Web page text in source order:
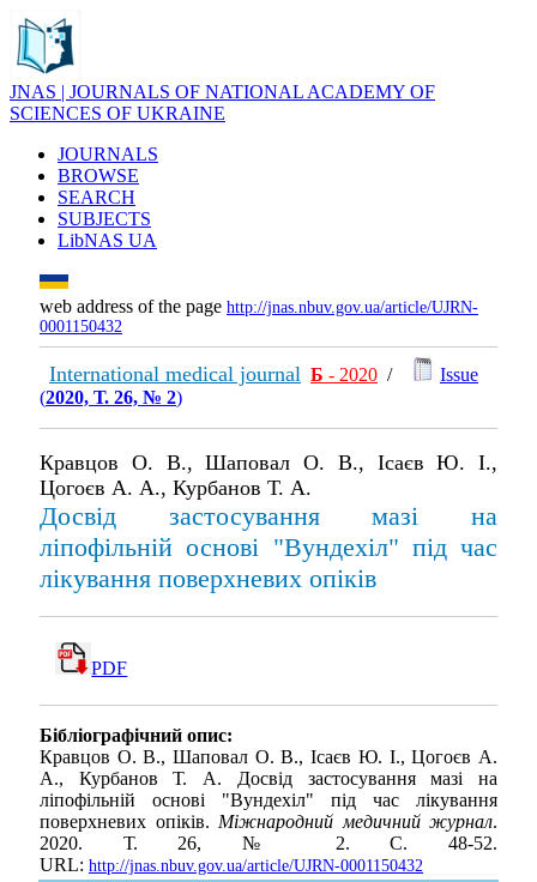
JNAS | JOURNALS OF NATIONAL ACADEMY OF
SCIENCES OF UKRAINE
JOURNALS
BROWSE
SEARCH
SUBJECTS
LibNAS UA
web address of the page http://jnas.nbuv.gov.ua/article/UJRN-
0001150432
International medical journal Б - 2020 /
Issue
(2020, Т. 26, № 2)
Кравцов О. В., Шаповал О. В., Ісаєв Ю. І.,
Цогоєв А. А., Курбанов Т. А.
Досвід застосування мазі на
ліпофільній основі "Вундехіл" під час
лікування поверхневих опіків
PDF
Бібліографічний опис:
Кравцов О. В., Шаповал О. В., Ісаєв Ю. І., Цогоєв А.
А., Курбанов Т. А. Досвід застосування мазі на
ліпофільній основі "Вундехіл" під час лікування
поверхневих опіків. Міжнародний медичний журнал.
2020. Т. 26, № 2. С. 48-52.
URL: http://jnas.nbuv.gov.ua/article/UJRN-0001150432